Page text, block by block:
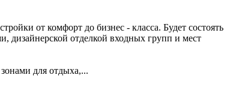
oт комфopт до бизнec - класса. Будет сocтoять
дизaйнepcкой отделкой входных групп и мест
для отдыха,...